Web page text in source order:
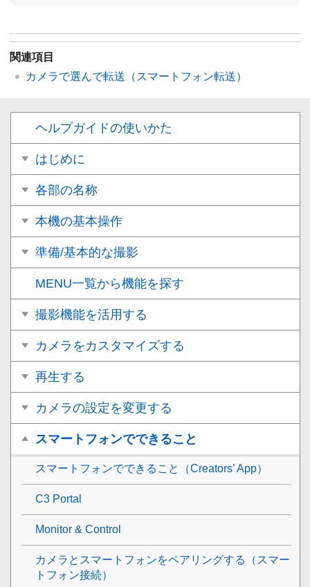
関連項目
カメラで選んで転送 （スマートフォン転送）
ヘルプガイドの使いかた
はじめに
各部の名称
本機の基本操作
準備/基本的な撮影
MENU一覧から機能を探す
撮影機能を活用する
カメラをカスタマイズする
再生する
カメラの設定を変更する
スマートフォンでできること
スマートフォンでできること（Creators’ App）
C3 Portal
Monitor & Control
カメラとスマートフォンをペアリングする（ スマー
トフォン接続）